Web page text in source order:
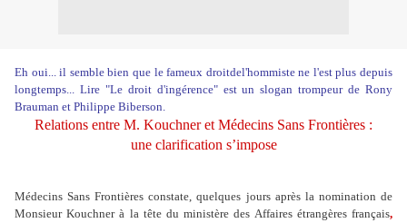
Eh oui... il semble bien que le fameux droitdel'hommiste ne l'est plus depuis
longtemps... Lire "Le droit d'ingérence" est un slogan trompeurde Rony
Brauman et Philippe Biberson.
Relations entre M. Kouchner et Médecins Sans Frontières :
une clarification s’impose
Médecins Sans Frontières constate, quelques jours après la nomination de
Monsieur Kouchner à la tête du ministère des Affaires étrangères français,